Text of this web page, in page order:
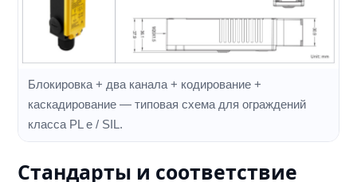
Блокировка + два канала + кодирование +
каскадирование — типовая схема для ограждений
класса PL e / SIL.
Стандарты и соответствие